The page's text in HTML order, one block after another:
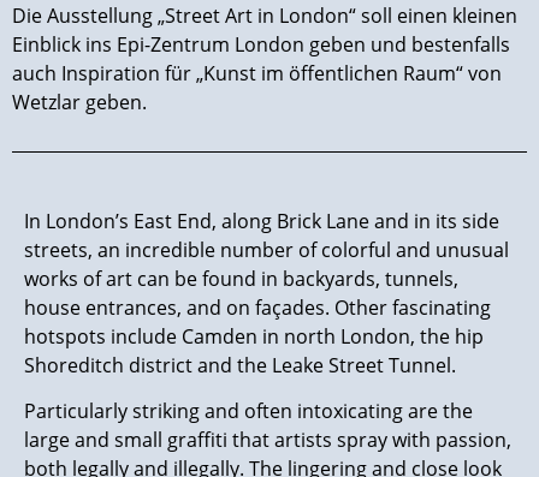
Die Ausstellung „Street Art in London“ soll einen kleinen
Einblick ins Epi-Zentrum London geben und bestenfalls
auch Inspiration für „Kunst im öffentlichen Raum“ von
Wetzlar geben.
In London’s East End, along Brick Lane and in its side
streets, an incredible number of colorful and unusual
works of art can be found in backyards, tunnels,
house entrances, and on façades. Other fascinating
hotspots include Camden in north London, the hip
Shoreditch district and the Leake Street Tunnel.
Particularly striking and often intoxicating are the
large and small graffiti that artists spray with passion,
both legally and illegally. The lingering and close look